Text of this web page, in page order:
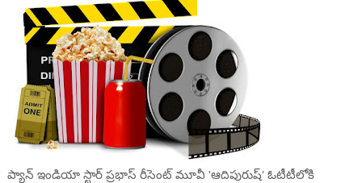
ప్యాన్ ఇండియా స్టార్ ప్రభాస్ రీసెంట్ మూవీ 'ఆదిపురుష్' ఓటీటీలోకి